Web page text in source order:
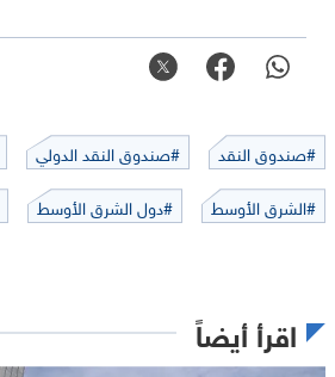
#صندوق النقد #صندوق النقد الدولي
#الشرق الأوسط
#دول الشرق الأوسط
اقرأ أيضاً